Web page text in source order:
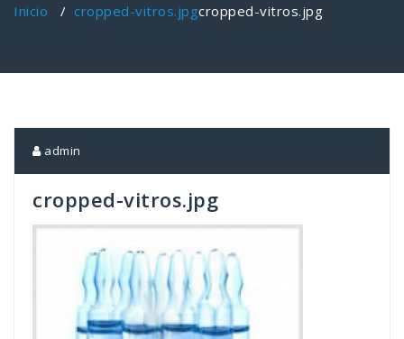
Inicio / cropped-vitros.jpgcropped-vitros.jpg
admin
cropped-vitros.jpg